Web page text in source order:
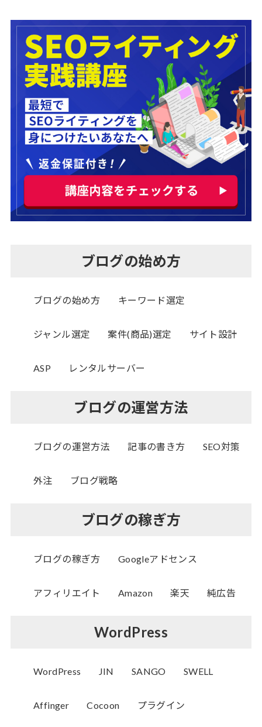
ブログの始め方
ブログの始め方 キーワード選定
ジャンル選定 案件(商品)選定 サイト設計
ASP レンタルサーバー
ブログの運営方法
ブログの運営方法 記事の書き方 SEO対策
外注 ブログ戦略
ブログの稼ぎ方
ブログの稼ぎ方 Googleアドセンス
アフィリエイト Amazon 楽天 純広告
WordPress
WordPress JIN SANGO SWELL
Affinger Cocoon プラグイン